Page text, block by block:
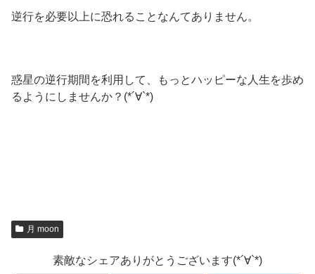
逆行を必要以上に恐れることなんてありません。
惑星の逆行期間を利用して、もっとハッピーな人生を歩め
るようにしませんか？(*´∀`*)
月 moon
素敵なシェアありがとうございます(*´∀`*)